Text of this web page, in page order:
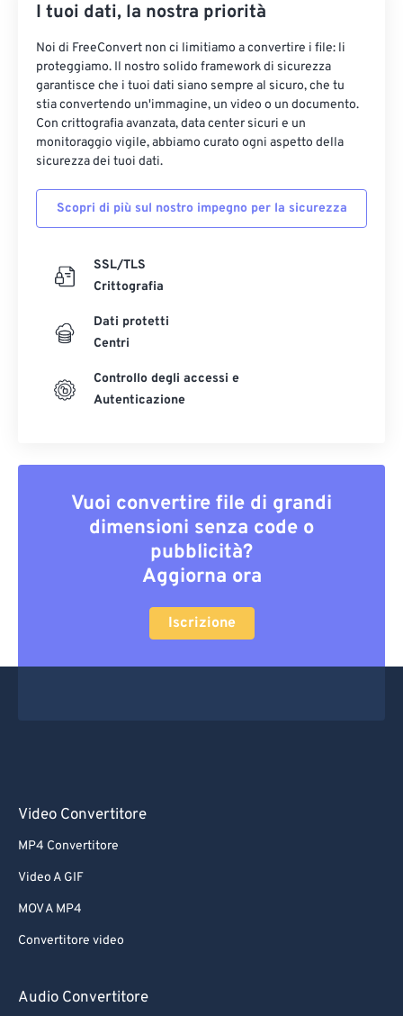
I tuoi dati, la nostra priorità
Noi di FreeConvert non ci limitiamo a convertire i file: li
proteggiamo. Il nostro solido framework di sicurezza
garantisce che i tuoi dati siano sempre al sicuro, che tu
stia convertendo un'immagine, un video o un documento.
Con crittografia avanzata, data center sicuri e un
monitoraggio vigile, abbiamo curato ogni aspetto della
sicurezza dei tuoi dati.
Scopri di più sul nostro impegno per la sicurezza
SSL/TLS
Crittografia
Dati protetti
Centri
Controllo degli accessi e
Autenticazione
Vuoi convertire file di grandi
dimensioni senza code o
pubblicità?
Aggiorna ora
Iscrizione
Video Convertitore
MP4 Convertitore
Video A GIF
MOV A MP4
Convertitore video
Audio Convertitore